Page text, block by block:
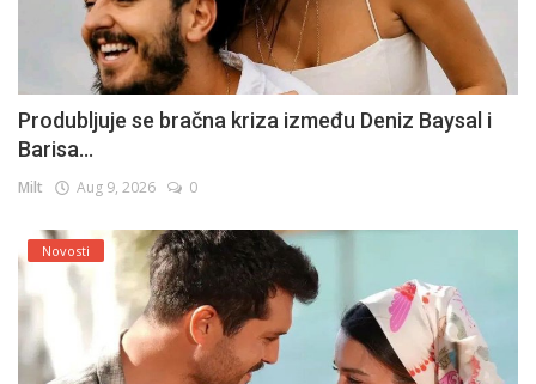
Produbljuje se bračna kriza između Deniz Baysal i
Barisa...
Milt Aug 9, 2026 0
Novosti